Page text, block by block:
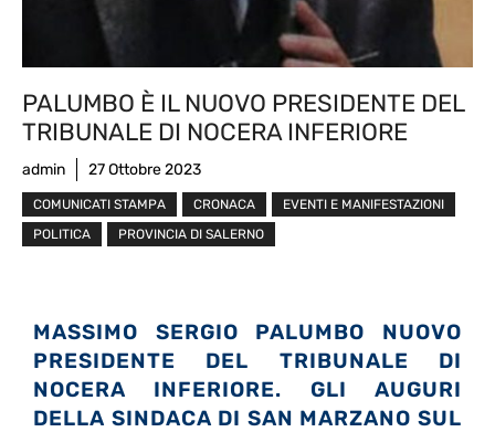
PALUMBO È IL NUOVO PRESIDENTE DEL
TRIBUNALE DI NOCERA INFERIORE
admin 27 Ottobre 2023
COMUNICATI STAMPA CRONACA
EVENTI E MANIFESTAZIONI
POLITICA
PROVINCIA DI SALERNO
MASSIMO SERGIO PALUMBO NUOVO
PRESIDENTE DEL TRIBUNALE DI
NOCERA INFERIORE. GLI AUGURI
DELLA SINDACA DI SAN MARZANO SUL